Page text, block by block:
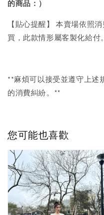
的商品：）
【貼心提醒】 本賣場依照
買，此款情形屬客製化給付。
**麻煩可以接受並遵守上述
的消費糾紛。**
您可能也喜歡